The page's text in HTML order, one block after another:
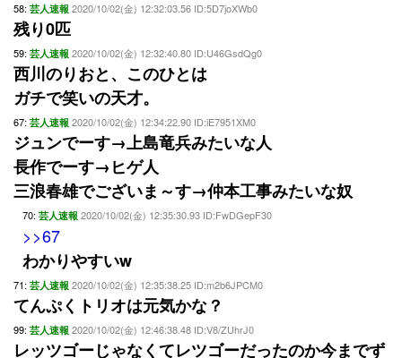
58: 芸人速報 2020/10/02(金) 12:32:03.56 ID:5D7joXWb0
残り0匹
59: 芸人速報 2020/10/02(金) 12:32:40.80 ID:U46GsdQg0
西川のりおと、このひとは
ガチで笑いの天才。
67: 芸人速報 2020/10/02(金) 12:34:22.90 ID:iE7951XM0
ジュンでーす→上島竜兵みたいな人
長作でーす→ヒゲ人
三浪春雄でございま～す→仲本工事みたいな奴
70: 芸人速報 2020/10/02(金) 12:35:30.93 ID:FwDGepF30
>>67
わかりやすいw
71: 芸人速報 2020/10/02(金) 12:35:38.25 ID:m2b6JPCM0
てんぷくトリオは元気かな？
99: 芸人速報 2020/10/02(金) 12:46:38.48 ID:V8/ZUhrJ0
レッツゴーじゃなくてレツゴーだったのか今までず